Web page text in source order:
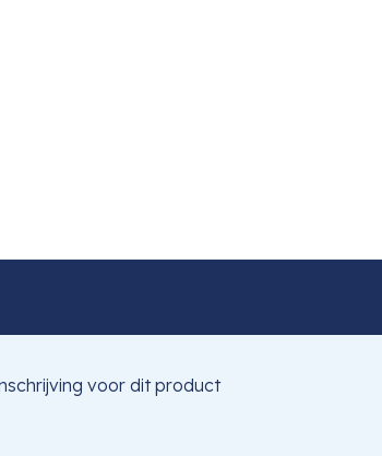
voor dit product